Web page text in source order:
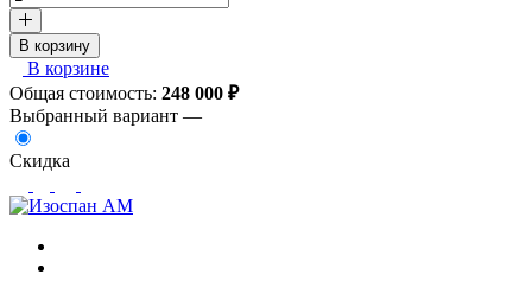
В корзину
В корзине
Общая стоимость: 248 000 ₽
Выбранный вариант —
Скидка